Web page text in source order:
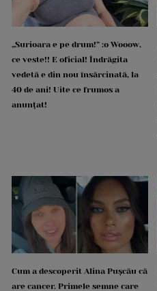
„Surioara e pe drum!” :o Wooow,
ce veste!! E oficial! Îndrăgita
vedetă e din nou însărcinată, la
40 de ani! Uite ce frumos a
anunțat!
Cum a descoperit Alina Pușcău că
are cancer. Primele semne care